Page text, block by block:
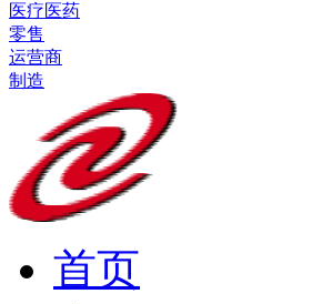
医疗医药
零售
运营商
制造
首页